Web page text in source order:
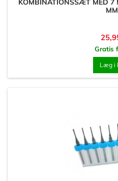
KOMBINATIONSSÆT MED 7
Pris
Gratis
Læg i